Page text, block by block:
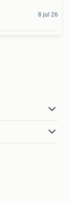
8 jul 26